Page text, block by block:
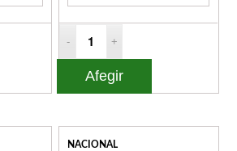
Afegir
NACIONAL